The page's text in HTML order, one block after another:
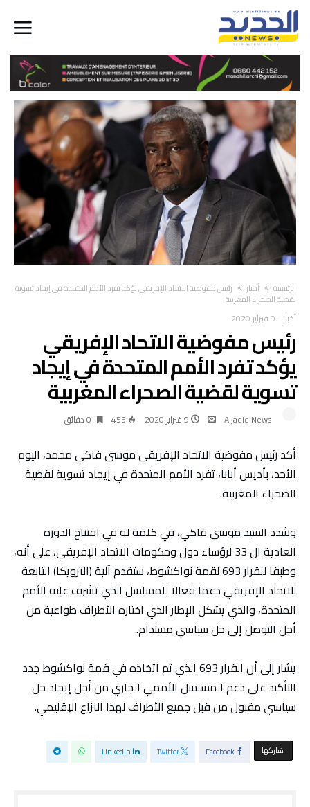
‫الرئيسية‬ أخبار
رئيس مفوضية الاتحاد الإفريقي يؤكد تفرد الأمم المتحدة في إيجاد تسوية
لقضية الصحراء المغربية
أخبار- 9 فبراير 2020
رئيس مفوضية الاتحاد الإفريقي
يؤكد تفرد الأمم المتحدة في إيجاد
تسوية لقضية الصحراء المغربية
Aljadid News 9 فبراير 2020 455 0 ‫دقائق‬
أكد رئيس مفوضية الاتحاد الإفريقي موسى فاكي محمد، اليوم
الأحد، بأديس أبابا، تفرد الأمم المتحدة في إيجاد تسوية لقضية
الصحراء المغربية.
وشدد السيد موسى فاكي، في كلمة له في افتتاح الدورة
العادية ال 33 لرؤساء دول وحكومات الاتحاد الإفريقي، على أنه،
وطبقا للقرار 693 لقمة نواكشوط، ستقدم آلية (الترويكا) التابعة
للاتحاد الإفريقي دعما فعالا للمسلسل الذي تشرف عليه الأمم
المتحدة، والذي يشكل الإطار الذي اختاره الأطراف طواعية من
أجل التوصل إلى حل سياسي مستدام.
يشار إلى أن القرار 693 الذي تم اتخاذه في قمة نواكشوط جدد
التأكيد على دعم المسلسل الأممي الجاري من أجل إيجاد حل
سياسي مقبول من قبل جميع الأطراف لهذا النزاع الإقليمي.
‫‫ شاركها‬ Facebook
Twitter
Linkedin